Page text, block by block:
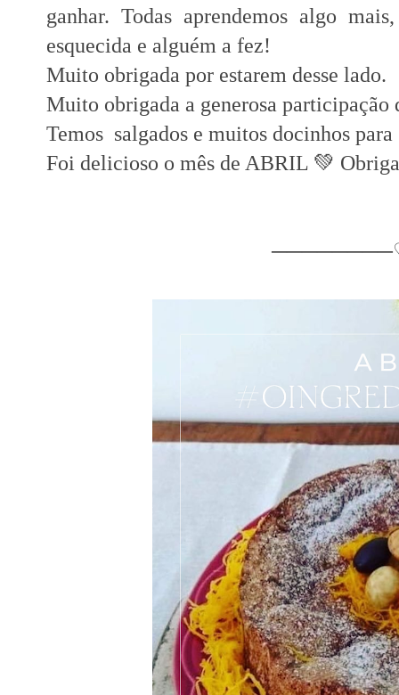
ganhar. Todas aprendemos algo
esquecida e alguém a fez!
Muito obrigada por estarem desse lado.
Muito obrigada a generosa participação
Temos salgados e muitos docinhos
Foi delicioso o mês de ABRIL 💚